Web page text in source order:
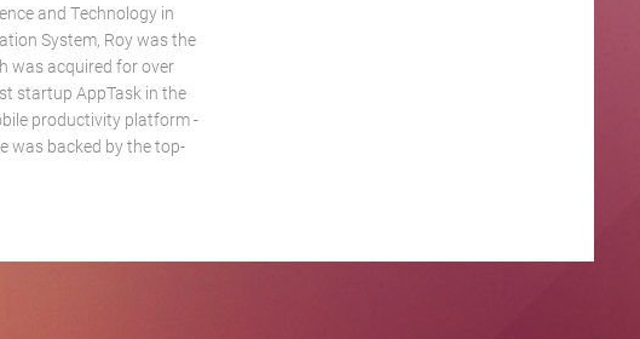
and Technology in
System, Roy was the
was acquired for over
startup AppTask in the
productivity platform -
was backed by the top-